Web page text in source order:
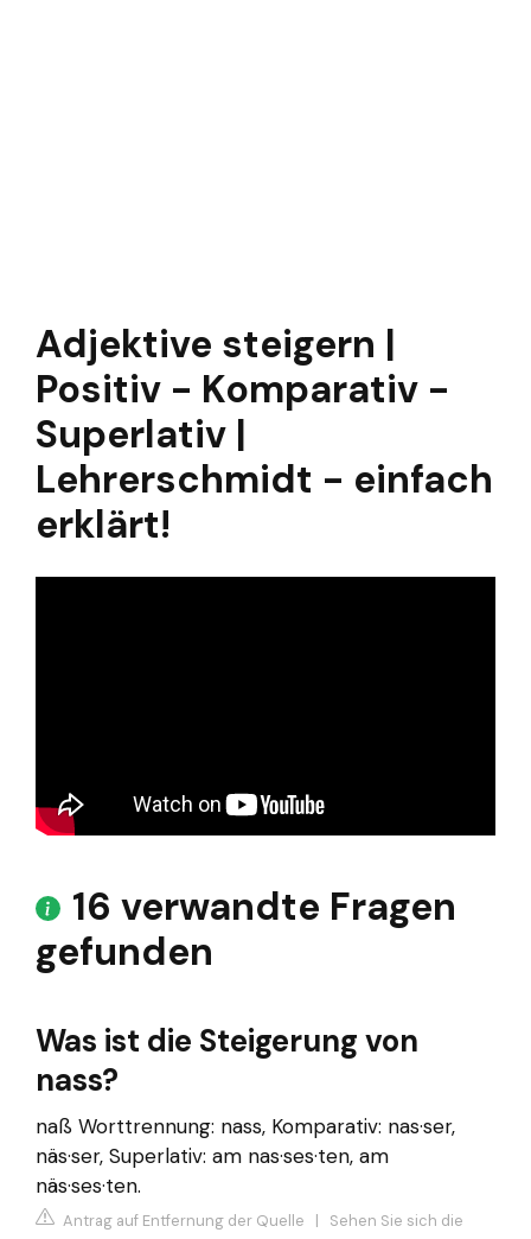
Adjektive steigern |
Positiv - Komparativ -
Superlativ |
Lehrerschmidt - einfach
erklärt!
16 verwandte Fragen
gefunden
Was ist die Steigerung von
nass?
naß Worttrennung: nass, Komparativ: nas·ser,
näs·ser, Superlativ: am nas·ses·ten, am
näs·ses·ten.
Antrag auf Entfernung der Quelle | Sehen Sie sich die